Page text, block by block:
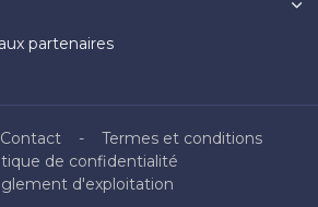
partenaires
Contact
Termes et conditions
de confidentialité
d'exploitation